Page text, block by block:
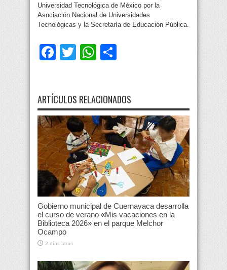
Universidad Tecnológica de México por la
Asociación Nacional de Universidades
Tecnológicas y la Secretaría de Educación Pública.
Facebook
TwitterWhatsApp
ARTÍCULOS RELACIONADOS
Gobierno municipal de Cuernavaca desarrolla
el curso de verano «Mis vacaciones en la
Biblioteca 2026» en el parque Melchor
Ocampo
2 días atras